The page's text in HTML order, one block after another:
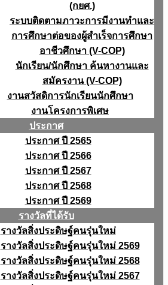
(กยศ.)
ระบบติดตามภาวะการมีงานทำและ
การศึกษาต่อของผู้สำเร็จการศึกษา
อาชีวศึกษา (V-COP)
นักเรียน/นักศึกษา ค้นหางานและ
สมัครงาน (V-COP)
งานสวัสดิการนักเรียนนักศึกษา
งานโครงการพิเศษ
ประกาศ
ประกาศ ปี 2565
ประกาศ ปี 2566
ประกาศ ปี 2567
ประกาศ ปี 2568
ประกาศ ปี 2569
รางวัลที่ได้รับ
รางวัลสิ่งประดิษฐ์คนรุ่นใหม่
รางวัลสิ่งประดิษฐ์คนรุ่นใหม่ 2569
รางวัลสิ่งประดิษฐ์คนรุ่นใหม่ 2568
รางวัลสิ่งประดิษฐ์คนรุ่นใหม่ 2567